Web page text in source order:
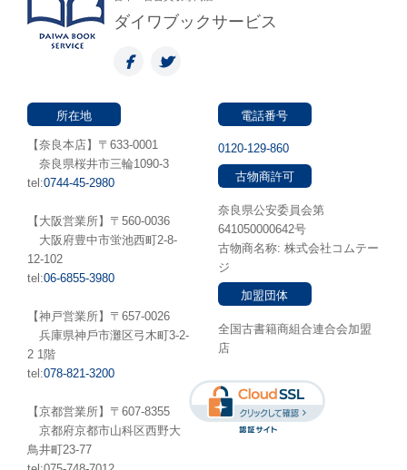
ダイワブックサービス
所在地
【奈良本店】〒633-0001
奈良県桜井市三輪1090-3
tel:0744-45-2980
【大阪営業所】〒560-0036
⼤阪府豊中市蛍池⻄町2-8-
12-102
tel:06-6855-3980
【神戸営業所】〒657-0026
兵庫県神⼾市灘区弓木町3-2-
2 1階
tel:078-821-3200
【京都営業所】〒607-8355
京都府京都市山科区西野大
鳥井町23-77
電話番号
0120-129-860
古物商許可
奈良県公安委員会第
641050000642号
古物商名称: 株式会社コムテー
ジ
加盟団体
全国古書籍商組合連合会加盟
店